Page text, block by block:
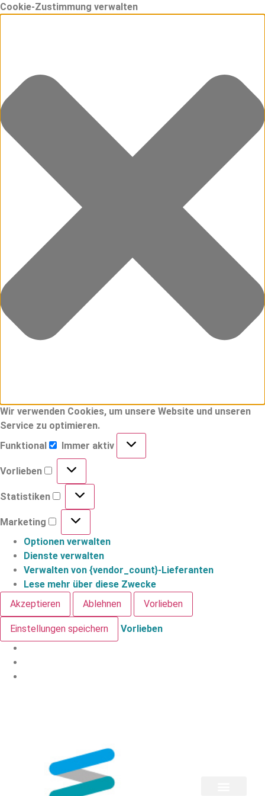
Cookie-Zustimmung verwalten
Wir verwenden Cookies, um unsere Website und unseren
Service zu optimieren.
Funktional
Immer aktiv
Vorlieben
Statistiken
Marketing
Optionen verwalten
Dienste verwalten
Verwalten von {vendor_count}-Lieferanten
Lese mehr über diese Zwecke
Akzeptieren
Ablehnen Vorlieben
Einstellungen speichern Vorlieben